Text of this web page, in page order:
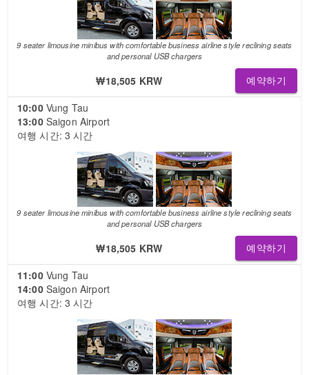
9 seater limousine minibus with comfortable business airline style reclining seats
and personal USB chargers
₩18,505 KRW 예약하기
10:00Vung Tau
13:00Saigon Airport
여행 시간: 3 시간
9 seater limousine minibus with comfortable business airline style reclining seats
and personal USB chargers
₩18,505 KRW 예약하기
11:00Vung Tau
14:00Saigon Airport
여행 시간: 3 시간